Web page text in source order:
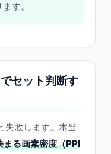
す。
セット判断す
失敗します。本当
る画素密度（PPI